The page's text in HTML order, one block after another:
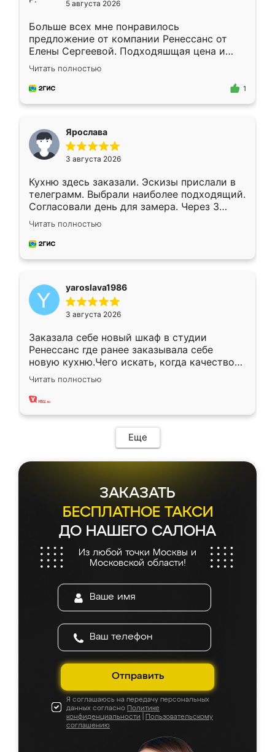
5 августа 2026
Больше всех мне понравилось
предложение от компании Ренессанс от
Елены Сергеевой. Подходяшщая цена и
короткие сроки изготовления. Приехавший
для замера сотрудник Владислав
предложил по моему эскизу самый
Читать полностью
1
Ярослава
3 августа 2026
Кухню здесь заказали. Эскизы прислали в
телеграмм. Выбрали наиболее подходящий.
Согласовали день для замера. Через 3
недели кухня была уже готова. Остались
довольны работой. Спасибо Ренессанс
мебель за качественную работу!
Читать полностью
yaroslava1986
3 августа 2026
Заказала себе новый шкаф в студии
Ренессанс где ранее заказывала себе
новую кухню.Чего искать, когда качеством
вполне довольна. Служит кухня уже почти
два года, нареканий нет.
Читать полностью
Еще
ЗАКАЗАТЬ
БЕСПЛАТНОЕ ТАКСИ
ДО НАШЕГО САЛОНА
Из любой точки Москвы и
Московской области!
Отправить
Я соглашаюсь на передачу персональных
данных согласно Политике
конфиденциальности
Пользовательскому
соглашению